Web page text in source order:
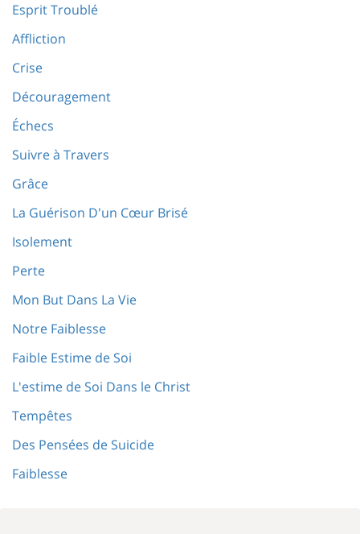
Esprit Troublé
Affliction
Crise
Découragement
Échecs
Suivre à Travers
Grâce
La Guérison D'un Cœur Brisé
Isolement
Perte
Mon But Dans La Vie
Notre Faiblesse
Faible Estime de Soi
L'estime de Soi Dans le Christ
Tempêtes
Des Pensées de Suicide
Faiblesse